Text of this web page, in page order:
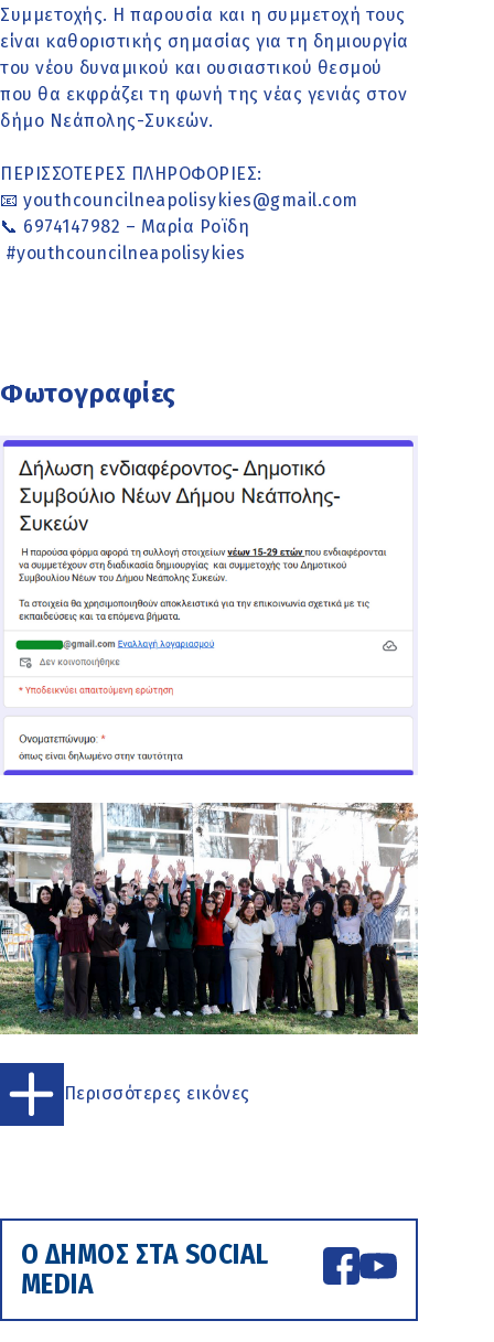
Συμμετοχής. Η παρουσία και η συμμετοχή τους
είναι καθοριστικής σημασίας για τη δημιουργία
του νέου δυναμικού και ουσιαστικού θεσμού
που θα εκφράζει τη φωνή της νέας γενιάς στον
δήμο Νεάπολης-Συκεών.
ΠΕΡΙΣΣΟΤΕΡΕΣ ΠΛΗΡΟΦΟΡΙΕΣ:
📧 youthcouncilneapolisykies@gmail.com
📞 6974147982 – Μαρία Ροϊδη
#youthcouncilneapolisykies
Φωτογραφίες
Περισσότερες εικόνες
Ο ΔΗΜΟΣ ΣΤΑ SOCIAL
MEDIA